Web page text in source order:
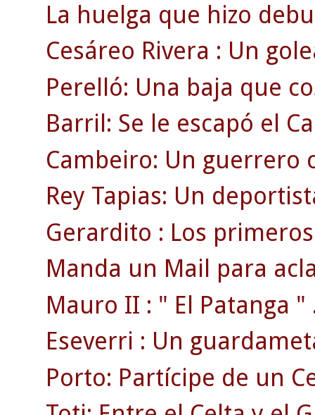
La huelga que hizo
Cesáreo Rivera : Un
Perelló: Una baja que
Barril: Se le escapó el
Cambeiro: Un guerrero
Rey Tapias: Un
Gerardito : Los
Manda un Mail para
Mauro II : " El Patanga "
Eseverri : Un
Porto: Partícipe de un